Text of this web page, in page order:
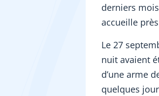
derniers
accueille
Le 27
nuit avaient
d’une arme
quelques